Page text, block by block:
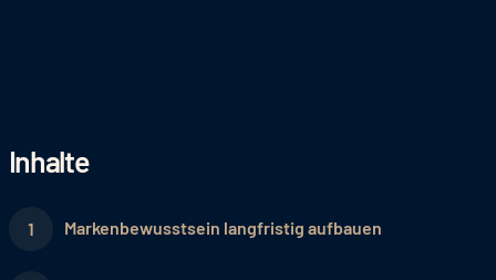
Inhalte
Markenbewusstsein langfristig aufbauen